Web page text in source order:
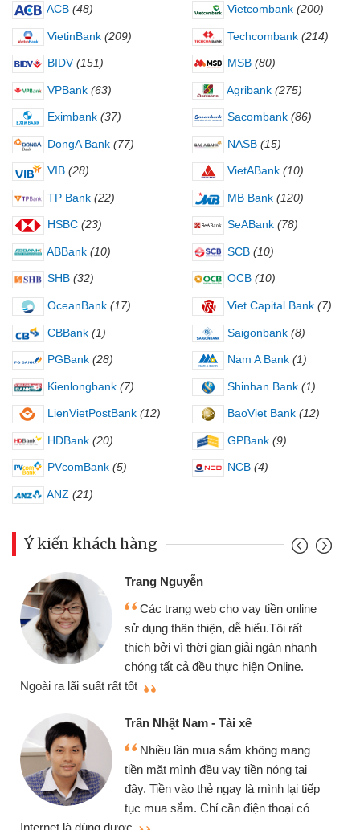
ACB (48) Vietcombank (200)
VietinBank (209) Techcombank (214)
BIDV (151) MSB (80)
VPBank (63) Agribank (275)
Eximbank (37) Sacombank (86)
DongA Bank (77) NASB (15)
VIB (28) VietABank (10)
TP Bank (22) MB Bank (120)
HSBC (23) SeABank (78)
ABBank (10) SCB (10)
SHB (32) OCB (10)
OceanBank (17) Viet Capital Bank (7)
CBBank (1) Saigonbank (8)
PGBank (28) Nam A Bank (1)
Kienlongbank (7) Shinhan Bank (1)
LienVietPostBank (12) BaoViet Bank (12)
HDBank (20) GPBank (9)
PVcomBank (5) NCB (4)
ANZ (21)
Ý kiến khách hàng
trang web cho vay tiền online
thân thiện, dễ hiểu.Tôi rất
vì thời gian giải ngân nhanh
cả đều thực hiện Online.
Nam - Tài xế
lần mua sắm không mang
mình đều vay tiền nóng tại
vào thẻ ngay là mình lại tiếp
sắm. Chỉ cần điện thoại có
chiếc xe
nhiều lúc
đến website
đã giải